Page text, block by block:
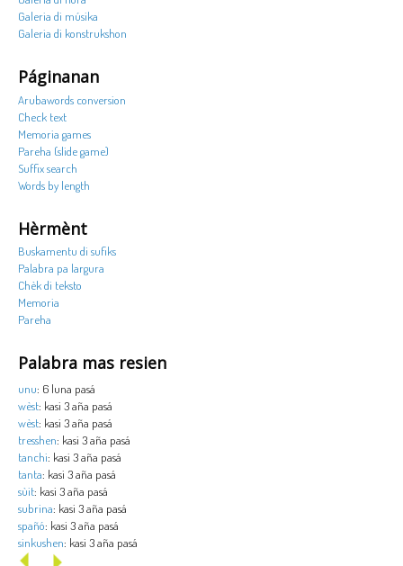
Galeria di músika
Galeria di konstrukshon
Páginanan
Arubawords conversion
Check text
Memoria games
Pareha (slide game)
Suffix search
Words by length
Hèrmènt
Buskamentu di sufiks
Palabra pa largura
Chèk di teksto
Memoria
Pareha
Palabra mas resien
unu: 6 luna pasá
wèst: kasi 3 aña pasá
wèst: kasi 3 aña pasá
tresshen: kasi 3 aña pasá
tanchi: kasi 3 aña pasá
tanta: kasi 3 aña pasá
sùit: kasi 3 aña pasá
subrina: kasi 3 aña pasá
spañó: kasi 3 aña pasá
sinkushen: kasi 3 aña pasá